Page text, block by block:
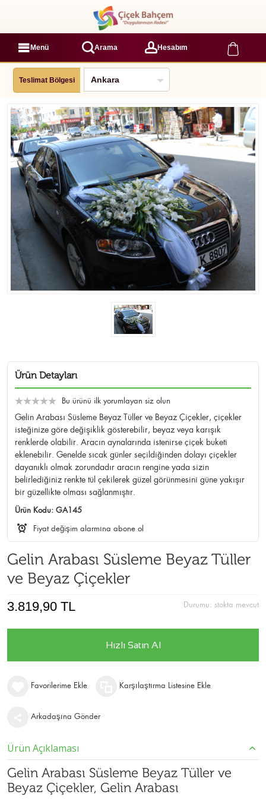
Menü Arama Hesabım
Teslimat Bölgesi
Gelin Arabası Süsleme Beyaz Tüller
ve Beyaz Çiçekler
Durumu: stokta mevcut
3.819,90 TL
Hızlı Satın Al
Favorilerime Ekle Karşılaştırma Listesine Ekle
Arkadaşına Gönder
Ürün Açıklaması
Gelin Arabası Süsleme Beyaz Tüller ve
Beyaz Çiçekler, Gelin Arabası
Ürün Detayları
Bu ürünü ilk yorumlayan siz olun
Gelin Arabası Süsleme Beyaz Tüller ve Beyaz Çiçekler, çiçekler
isteğinize göre değişiklik gösterebilir, beyaz veya karışık
renklerde olabilir. Aracın aynalarında istenirse çiçek buketi
eklenebilir. Genelde sıcak günler seçildiğinden dolayı çiçekler
dayanıklı olmak zorundadır aracın rengine yada sizin
belirlediğiniz renkte tül çekilerek güzel görünmesini güne yakışır
bir güzellikte olması sağlanmıştır.
Ürün Kodu: GA145
Fiyat değişim alarmına abone ol